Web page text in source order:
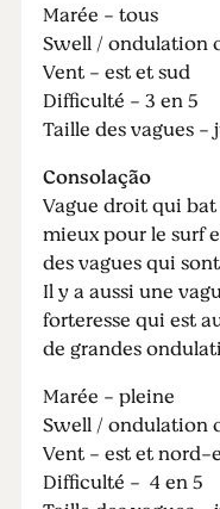
Marée - tous
Swell / ondulation
Vent - est et sud
Difficulté - 3 en 5
Taille des vagues -
Consolação
Vague droit qui
mieux pour le surf
des vagues qui
Il y a aussi une
forteresse qui est
de grandes
Marée - pleine
Swell / ondulation
Vent - est et nord-
Difficulté - 4 en 5